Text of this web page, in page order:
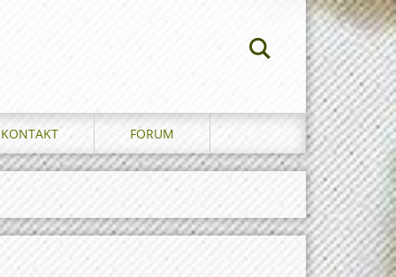
KONTAKT FORUM